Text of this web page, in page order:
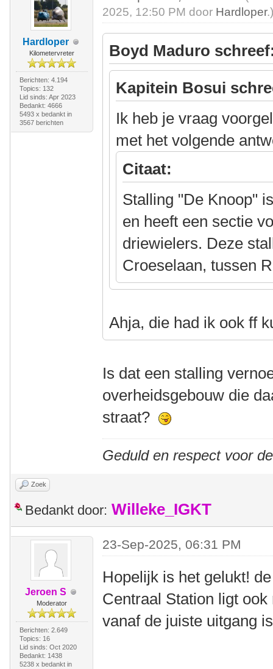
Hardloper
Kilometervreter
Berichten: 4.194
Topics: 132
Lid sinds: Apr 2023
Bedankt: 4666
5493 x bedankt in
3567 berichten
2025, 12:50 PM door Hardloper
Boyd Maduro
Kapitein Bosui
Ik heb je vraag
met het volgende
Citaat:
Stalling "De Knoop"
en heeft een sectie
driewielers. Deze
Croeselaan, tussen
Ahja, die had ik ook ff
Is dat een stalling
overheidsgebouw die
straat?
Geduld en respect voor
Zoek
Bedankt door: Willeke_IGKT
Jeroen S
Moderator
Berichten: 2.649
Topics: 16
Lid sinds: Oct 2020
Bedankt: 1438
5238 x bedankt in
23-Sep-2025, 06:31 PM
Hopelijk is het gelukt!
Centraal Station ligt
vanaf de juiste uitgang